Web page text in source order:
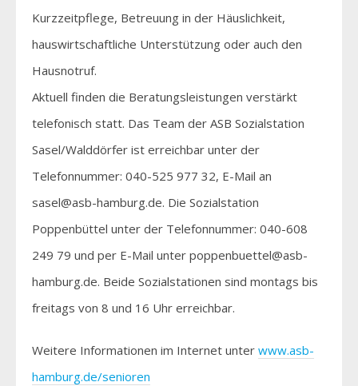
Kurzzeitpflege, Betreuung in der Häuslichkeit,
hauswirtschaftliche Unterstützung oder auch den
Hausnotruf.
Aktuell finden die Beratungsleistungen verstärkt
telefonisch statt. Das Team der ASB Sozialstation
Sasel/Walddörfer ist erreichbar unter der
Telefonnummer: 040-525 977 32, E-Mail an
sasel@asb-hamburg.de. Die Sozialstation
Poppenbüttel unter der Telefonnummer: 040-608
249 79 und per E-Mail unter poppenbuettel@asb-
hamburg.de. Beide Sozialstationen sind montags bis
freitags von 8 und 16 Uhr erreichbar.
Weitere Informationen im Internet unter www.asb-
hamburg.de/senioren